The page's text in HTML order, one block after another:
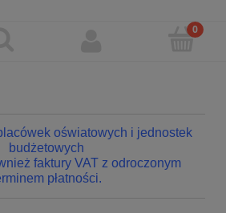
oświatowych i jednostek
budżetowych
faktury VAT z odroczonym
płatności.